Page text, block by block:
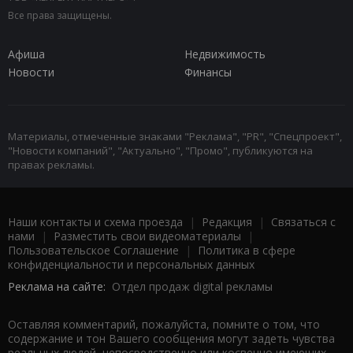
Все права защищены.
Афиша
Недвижимость
Новости
Финансы
Материалы, отмеченные знаками "Реклама", "PR", "Спецпроект",
"Новости компаний", "Актуально", "Промо", публикуются на
правах рекламы.
Наши контакты и схема проезда | Редакция | Связаться с
нами | Разместить свои видеоматериалы |
Пользовательское Соглашение |
Политика в сфере
конфиденциальности и персональных данных
Реклама на сайте: Отдел продаж digital рекламы
Оставляя комментарий, пожалуйста, помните о том, что
содержание и тон Вашего сообщения могут задеть чувства